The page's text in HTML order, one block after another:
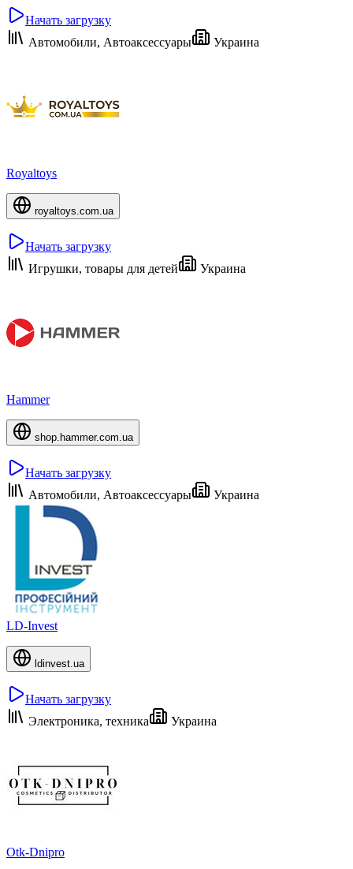
Начать загрузку
Автомобили, Автоаксессуары
Украина
Royaltoys
royaltoys.com.ua
Начать загрузку
Игрушки, товары для детей
Украина
Hammer
shop.hammer.com.ua
Начать загрузку
Автомобили, Автоаксессуары
Украина
LD-Invest
ldinvest.ua
Начать загрузку
Электроника, техника
Украина
Otk-Dnipro